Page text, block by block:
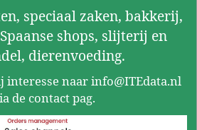
speciaal zaken, bakkerij,
shops, slijterij en
dierenvoeding.
interesse naar info@ITEdata.nl
de contact pag.